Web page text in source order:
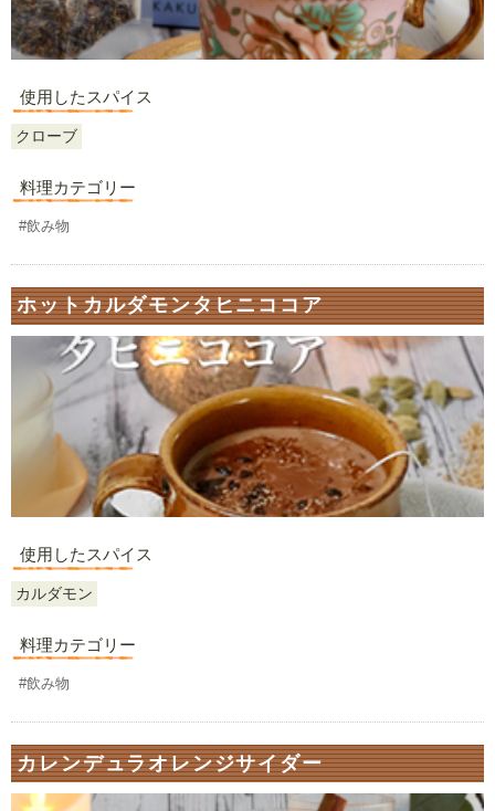
使用したスパイス
クローブ
料理カテゴリー
#飲み物
ホットカルダモンタヒニココア
使用したスパイス
カルダモン
料理カテゴリー
#飲み物
カレンデュラオレンジサイダー